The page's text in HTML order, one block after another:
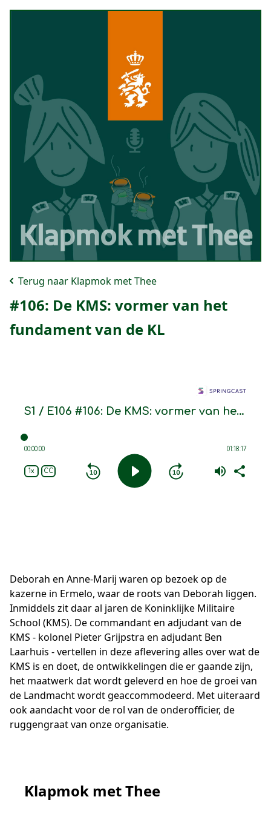
Terug naar Klapmok met Thee
#106: De KMS: vormer van het
fundament van de KL
Deborah en Anne-Marij waren op bezoek op de
kazerne in Ermelo, waar de roots van Deborah liggen.
Inmiddels zit daar al jaren de Koninklijke Militaire
School (KMS). De commandant en adjudant van de
KMS - kolonel Pieter Grijpstra en adjudant Ben
Laarhuis - vertellen in deze aflevering alles over wat de
KMS is en doet, de ontwikkelingen die er gaande zijn,
het maatwerk dat wordt geleverd en hoe de groei van
de Landmacht wordt geaccommodeerd. Met uiteraard
ook aandacht voor de rol van de onderofficier, de
ruggengraat van onze organisatie.
Klapmok met Thee